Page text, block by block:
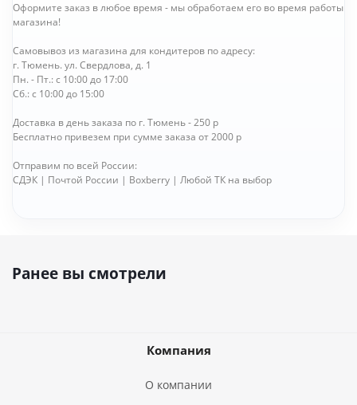
Оформите заказ в любое время - мы обработаем его во время работы
магазина!
Самовывоз из магазина для кондитеров по адресу:
г. Тюмень. ул. Свердлова, д. 1
Пн. - Пт.: с 10:00 до 17:00
Сб.: с 10:00 до 15:00
Доставка в день заказа по г. Тюмень - 250 р
Бесплатно привезем при сумме заказа от 2000 р
Отправим по всей России:
СДЭК | Почтой России | Boxberry | Любой ТК на выбор
Ранее вы смотрели
Компания
О компании